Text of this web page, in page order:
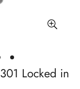
Locked in